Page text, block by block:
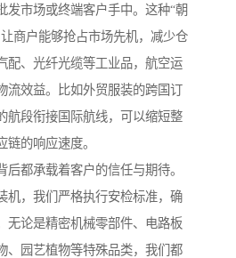
发市场或终端客户手中。这种“朝
商户能够抢占市场先机，减少仓
配、光纤光缆等工业品，航空运
流效益。比如外贸服装的跨国订
航段衔接国际航线，可以缩短整
的响应速度。
后都承载着客户的信任与期待。
机，我们严格执行安检标准，确
无论是精密机械零部件、电路板
、园艺植物等特殊品类，我们都